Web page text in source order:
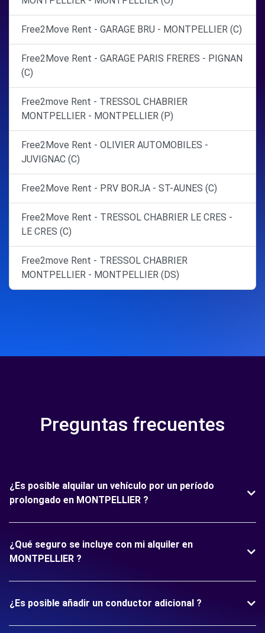
Free2Move Rent - GARAGE BRU - MONTPELLIER (C)
Free2Move Rent - GARAGE PARIS FRERES - PIGNAN
(C)
Free2move Rent - TRESSOL CHABRIER
MONTPELLIER - MONTPELLIER (P)
Free2Move Rent - OLIVIER AUTOMOBILES -
JUVIGNAC (C)
Free2Move Rent - PRV BORJA - ST-AUNES (C)
Free2Move Rent - TRESSOL CHABRIER LE CRES -
LE CRES (C)
Free2move Rent - TRESSOL CHABRIER
MONTPELLIER - MONTPELLIER (DS)
Preguntas frecuentes
¿Es posible alquilar un vehículo por un período
prolongado en MONTPELLIER ?
¿Qué seguro se incluye con mi alquiler en
MONTPELLIER ?
¿Es posible añadir un conductor adicional ?